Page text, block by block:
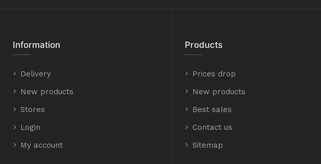
Information
Delivery
New products
Stores
Login
My account
Products
Prices drop
New products
Best sales
Contact us
Sitemap